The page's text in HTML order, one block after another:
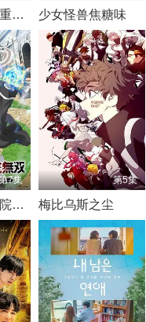
被追放的转生重骑士用游戏知识开无双 少女怪兽焦糖味
7集
落第贤者的学院无双第二回转生，S等级作弊魔术师冒险记
第5集
梅比乌斯之尘